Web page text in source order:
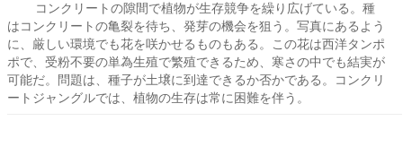
コンクリートの隙間で植物が生存競争を繰り広げている。種
はコンクリートの亀裂を待ち、発芽の機会を狙う。写真にあるよう
に、厳しい環境でも花を咲かせるものもある。この花は西洋タンポ
ポで、受粉不要の単為生殖で繁殖できるため、寒さの中でも結実が
可能だ。問題は、種子が土壌に到達できるか否かである。コンクリ
ートジャングルでは、植物の生存は常に困難を伴う。